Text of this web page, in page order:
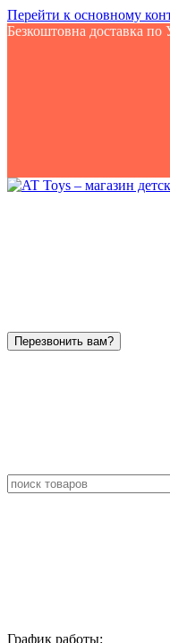
Перейти к основному
Безкоштовна доставка по
Перезвонить вам?
График работы: